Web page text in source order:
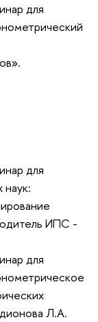
для
для
наук:
ИПС -
для
Л.А.